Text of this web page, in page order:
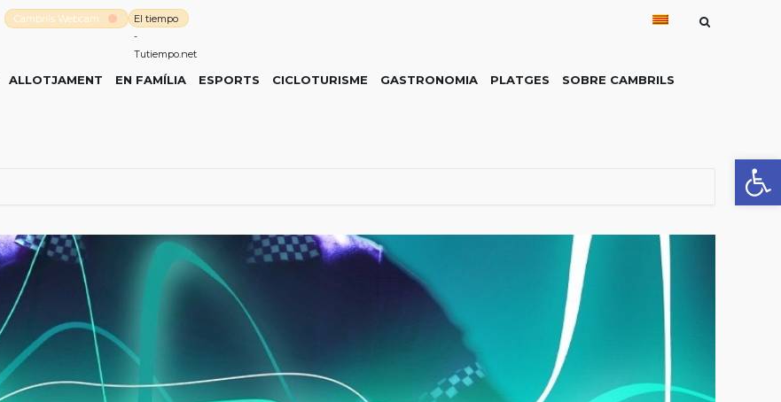
Obre
Cambrils Webcam
El tiempo
-
Tutiempo.net
ALLOTJAMENT EN FAMÍLIA ESPORTS CICLOTURISME GASTRONOMIA PLATGES SOBRE CAMBRILS